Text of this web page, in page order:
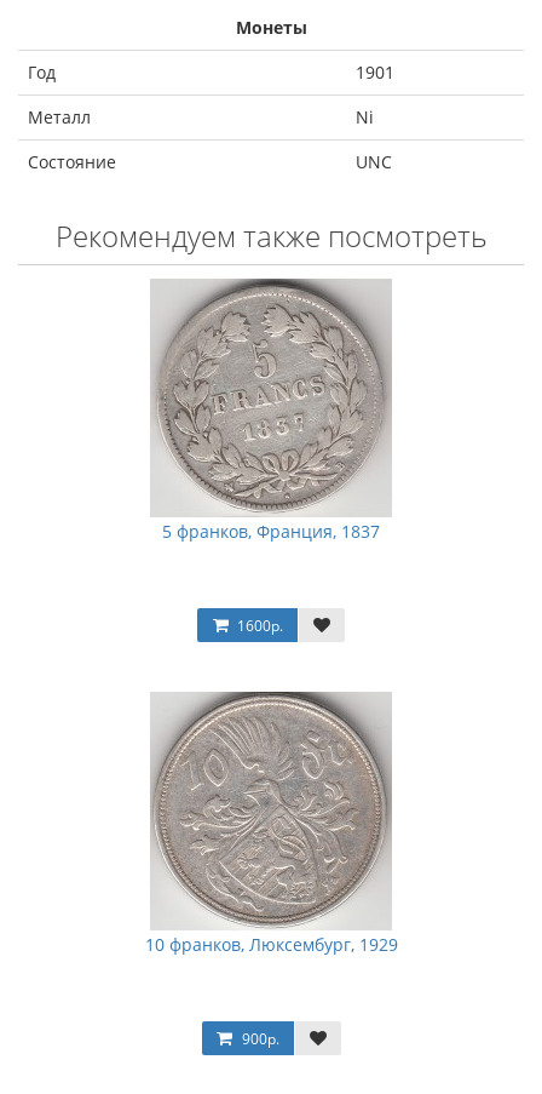
Монеты
Год
1901
Металл
Ni
Состояние
UNC
Рекомендуем также посмотреть
5 франков, Франция, 1837
1600р.
10 франков, Люксембург, 1929
900р.